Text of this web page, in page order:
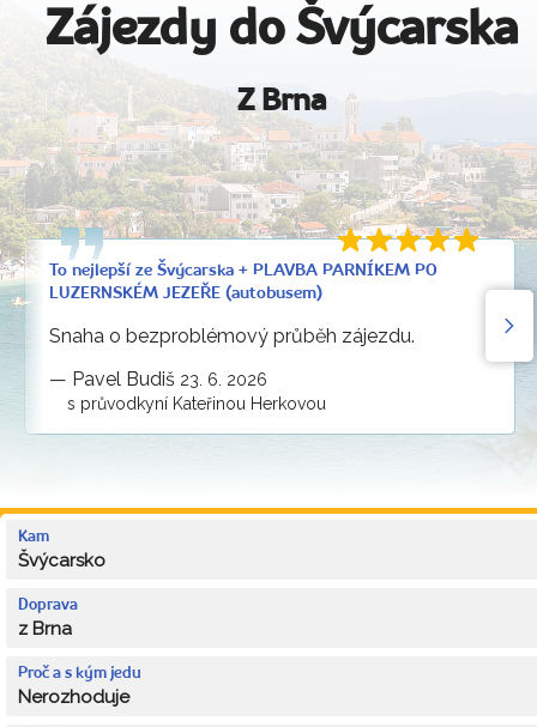
Zájezdy do Švýcarska
Z Brna
To nejlepší ze Švýcarska + PLAVBA PARNÍKEM PO
LUZERNSKÉM JEZEŘE (autobusem)
Snaha o bezproblémový průběh zájezdu.
— Pavel Budiš 23. 6. 2026
s průvodkyní Kateřinou Herkovou
Kam
Švýcarsko
Doprava
z Brna
Proč a s kým jedu
Nerozhoduje